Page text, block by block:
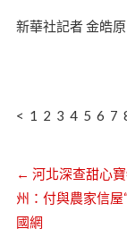
新華社記者 金皓
< 1 2 3 4 5 6 7
← 河北深查甜心
州：付與農家信屋
國網